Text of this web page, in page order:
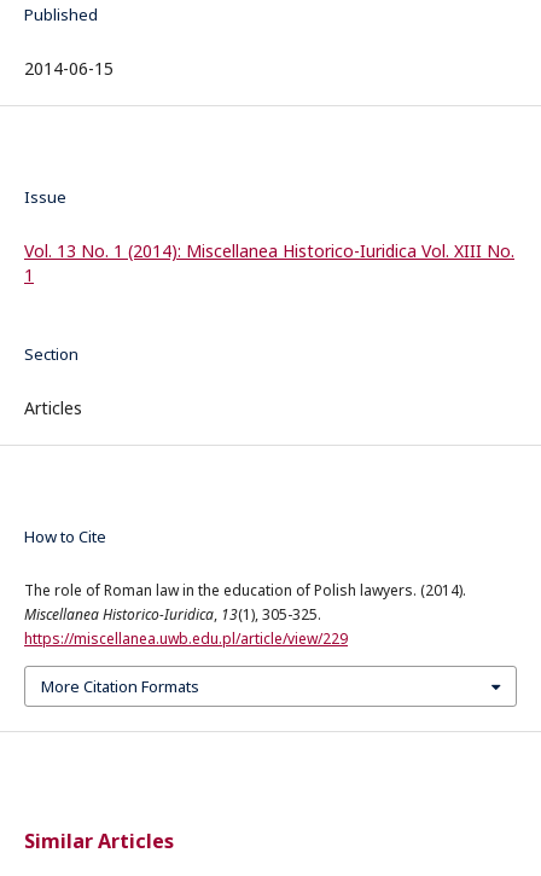
Published
2014-06-15
Issue
Vol. 13 No. 1 (2014): Miscellanea Historico-Iuridica Vol. XIII No.
1
Section
Articles
How to Cite
The role of Roman law in the education of Polish lawyers. (2014).
Miscellanea Historico-Iuridica, 13(1), 305-325.
https://miscellanea.uwb.edu.pl/article/view/229
More Citation Formats
Similar Articles